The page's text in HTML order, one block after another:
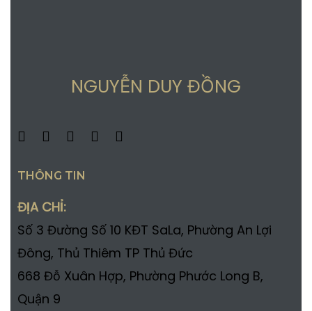
NGUYỄN DUY ĐỒNG
THÔNG TIN
ĐỊA CHỈ:
Số 3 Đường Số 10 KĐT SaLa, Phường An Lợi
Đông, Thủ Thiêm TP Thủ Đức
668 Đỗ Xuân Hợp, Phường Phước Long B,
Quận 9